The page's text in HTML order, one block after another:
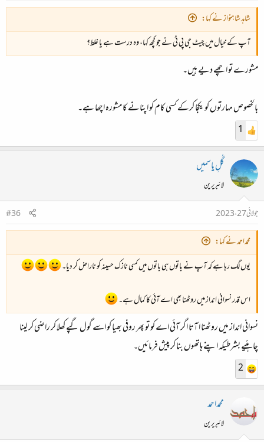
شاہد شاہنواز نے کہا:
آپ کے خیال میں چیٹ جی پی ٹی نے جو کچھ کہا، وہ درست ہے یا غلط؟
مشورے تو اچھے دیے ہیں۔
بالخصوص مہارتوں کو یکجا کرکے کسی کام کو اپنانے کا مشورہ اچھا ہے۔
1
گُلِ یاسمیں
لائبریرین
جولائی 27، 2023
#36
محمداحمد نے کہا:
یوں لگ رہا ہے کہ آپ نے باتوں ہی باتوں میں کسی نازک حسینہ کو ناراض کر دیا۔
اس قدر نسوانی انداز میں روٹھنا بھی اے آئی کا کمال ہے۔
نسوانی انداز میں روٹھنا ا آتا اگر آئی اے کو تو پھر روفی بھیا کو اسے گول گپے کھلا کر راضی کر لینا
چاہئیے بشرطیکہ اپنے ہاتھوں بنا کر پیش فرمائیں۔
2
محمداحمد
لائبریرین